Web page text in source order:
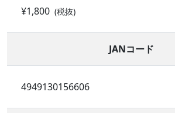
¥1,800 (税抜)
JANコード
4949130156606